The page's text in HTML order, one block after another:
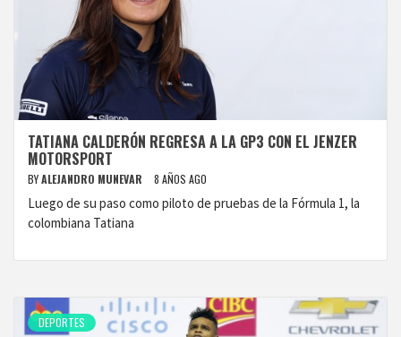
TATIANA CALDERÓN REGRESA A LA GP3 CON EL JENZER
MOTORSPORT
BYALEJANDRO MUNEVAR 8 AÑOS AGO
Luego de su paso como piloto de pruebas de la Fórmula 1, la
colombiana Tatiana
DEPORTES